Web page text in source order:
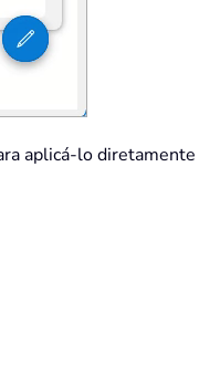
aplicá-lo